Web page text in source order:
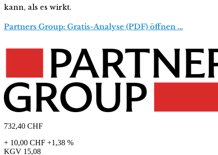
kann, als es wirkt.
Partners Group: Gratis-Analyse (PDF) öffnen …
732,40 CHF
+ 10,00 CHF +1,38 %
KGV 15,08